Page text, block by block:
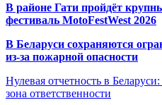
В районе Гати пройдёт
фестиваль MotoFestWest 2026
В Беларуси сохраняются
из-за пожарной опасности
Нулевая отчетность в
зона ответственности